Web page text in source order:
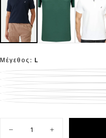
Μέγεθος: L
Μείωση
Αύξηση